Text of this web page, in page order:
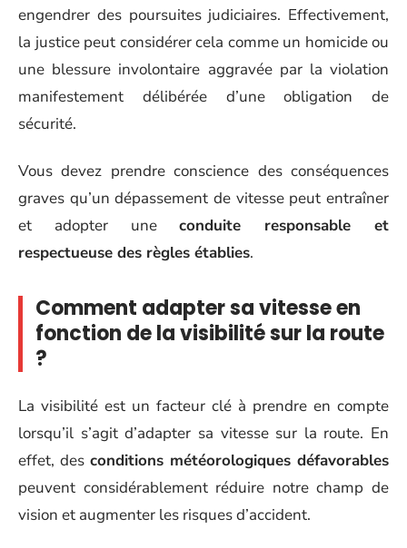
engendrer des poursuites judiciaires. Effectivement,
la justice peut considérer cela comme un homicide ou
une blessure involontaire aggravée par la violation
manifestement délibérée d’une obligation de
sécurité.
Vous devez prendre conscience des conséquences
graves qu’un dépassement de vitesse peut entraîner
et adopter uneconduite responsable et
respectueuse des règles établies.
Comment adapter sa vitesse en
fonction de la visibilité sur la route
?
La visibilité est un facteur clé à prendre en compte
lorsqu’il s’agit d’adapter sa vitesse sur la route. En
effet, des conditions météorologiques défavorables
peuvent considérablement réduire notre champ de
vision et augmenter les risques d’accident.